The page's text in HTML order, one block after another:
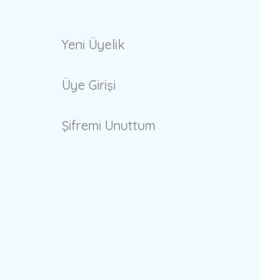
Yeni Üyelik
Üye Girişi
Şifremi Unuttum